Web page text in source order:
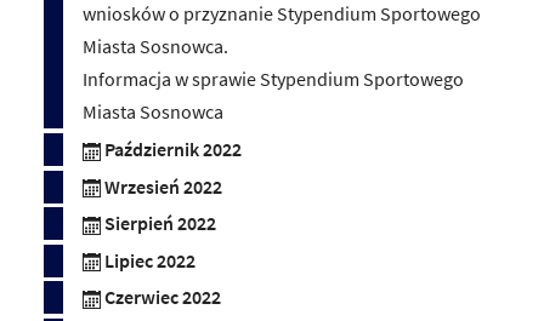
wniosków o przyznanie Stypendium Sportowego
Miasta Sosnowca.
Informacja w sprawie Stypendium Sportowego
Miasta Sosnowca
Październik 2022
Wrzesień 2022
Sierpień 2022
Lipiec 2022
Czerwiec 2022